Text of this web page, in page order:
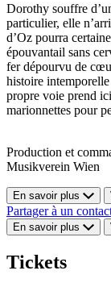
Dorothy souffre
particulier, elle
d’Oz pourra
épouvantail sans
fer dépourvu de
histoire intemporelle
propre voie prend
marionnettes pour
Production et
Musikverein Wien
En savoir plus
Partager à un
En savoir plus
Tickets